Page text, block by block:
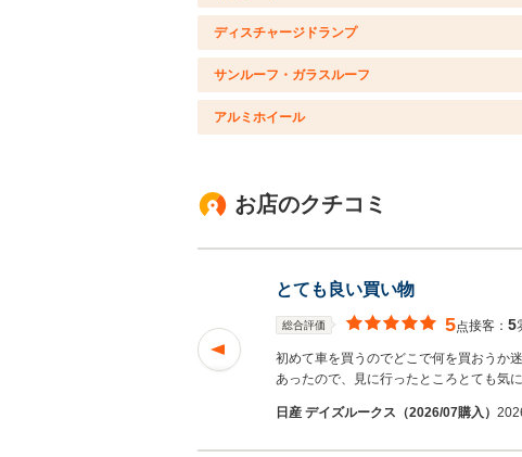
ディスチャージドランプ
サンルーフ・ガラスルーフ
アルミホイール
お店のクチコミ
とても良い買い物
総合評価 5点接客： 5
初めて車を買うのでどこで何を買おうか
あったので、見に行ったところとても気
日産 デイズルークス（2026/07購入）